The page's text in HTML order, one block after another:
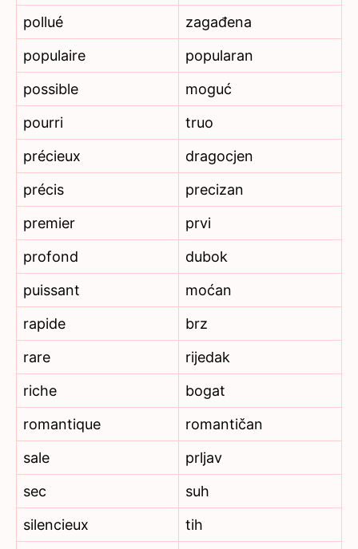
pollué
zagađena
populaire
popularan
possible
moguć
pourri
truo
précieux
dragocjen
précis
precizan
premier
prvi
profond
dubok
puissant
moćan
rapide
brz
rare
rijedak
riche
bogat
romantique
romantičan
sale
prljav
sec
suh
silencieux
tih